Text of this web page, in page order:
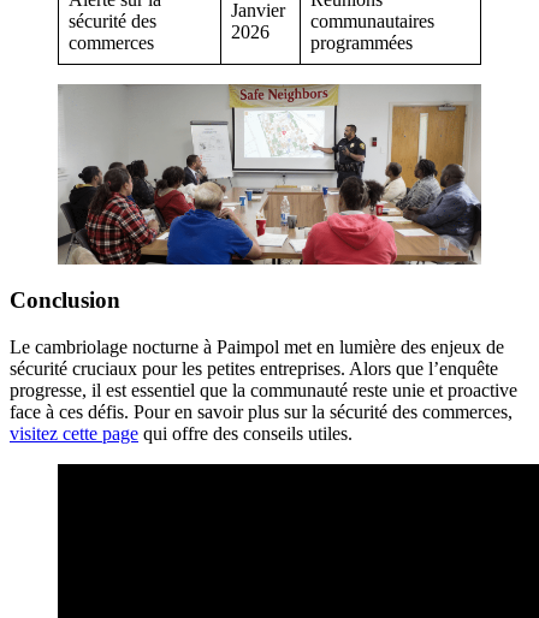
sécurité des
commerces
Janvier
2026
communautaires
programmées
Conclusion
Le cambriolage nocturne à Paimpol met en lumière des enjeux de
sécurité cruciaux pour les petites entreprises. Alors que l’enquête
progresse, il est essentiel que la communauté reste unie et proactive
face à ces défis. Pour en savoir plus sur la sécurité des commerces,
visitez cette page qui offre des conseils utiles.